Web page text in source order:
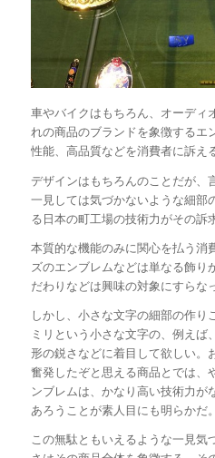
車やバイクはもちろん、オーディ
れの商品のブランドを象徴するエ
性能、高品質などを消費者に訴える
デザインはもちろんのことだが、
一見しては気づかないような細部
る日本の町工場の技術力がその訴
本質的な機能のみに関心を払う消
ズのエンブレムなどは単なる飾り
だわりなどは興味の対象にすらな
しかし、小さな文字の細部の作り
ミリという小さな文字の、例えば
形の鋭さなどに着目して欲しい。
奮発したぞと思える商品とでは、
ンブレムは、かなり高い技術力が
あろうことが素人目にも明らかだ。
この無駄ともいえるような一見気